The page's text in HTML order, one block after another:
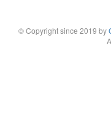
© Copyright since 2019 by